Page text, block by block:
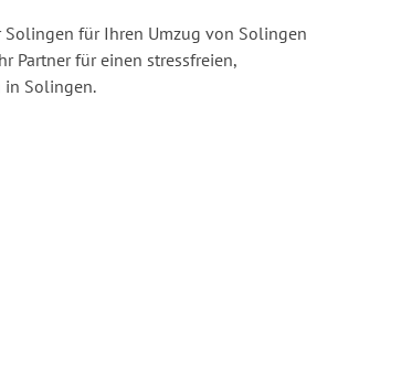
Solingen für Ihren Umzug von Solingen
Partner für einen stressfreien,
in Solingen.